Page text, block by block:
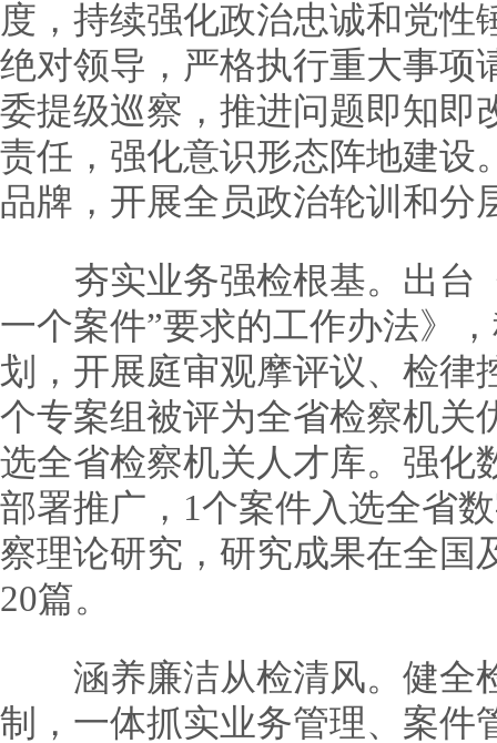
度，持续强化政治忠诚和党性
绝对领导，严格执行重大事项
委提级巡察，推进问题即知即
责任，强化意识形态阵地建设
品牌，开展全员政治轮训和分
夯实业务强检根基。出台
一个案件”要求的工作办法》
划，开展庭审观摩评议、检律
个专案组被评为全省检察机关
选全省检察机关人才库。强化
部署推广，1个案件入选全省
察理论研究，研究成果在全国
20篇。
涵养廉洁从检清风。健全
制，一体抓实业务管理、案件